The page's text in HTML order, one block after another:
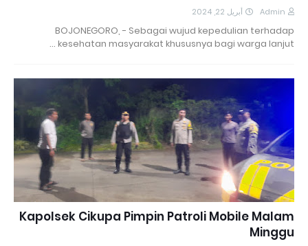
Admin أبريل 22, 2024
BOJONEGORO, - Sebagai wujud kepedulian terhadap
kesehatan masyarakat khususnya bagi warga lanjut …
Kapolsek Cikupa Pimpin Patroli Mobile Malam
Minggu